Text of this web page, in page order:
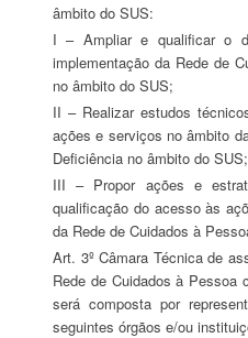
âmbito do SUS:
I – Ampliar e qualificar o debate acerca das ações para a
implementação da Rede de
no âmbito do SUS;
II – Realizar estudos técnicos concernentes à qualificação das
ações e serviços no âmbito
Deficiência no âmbito do SUS;
III – Propor ações e estratégias visando a ampliação e a
qualificação do acesso às
da Rede de Cuidados à
Art. 3º Câmara Técnica de assessoramento e apoio às ações da
Rede de Cuidados à Pessoa
será composta por
seguintes órgãos e/ou